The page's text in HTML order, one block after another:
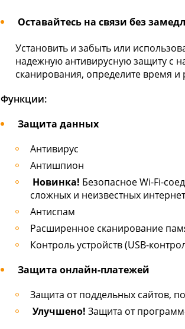
Оставайтесь на связи без
Установить и забыть или
надежную антивирусную защиту с
сканирования, определите время
Функции:
Защита данных
Антивирус
Антишпион
Новинка! Безопасное Wi-Fi-
сложных и неизвестных
Антиспам
Расширенное сканирование
Контроль устройств (USB-
Защита онлайн-платежей
Защита от поддельных сайтов,
Улучшено! Защита от